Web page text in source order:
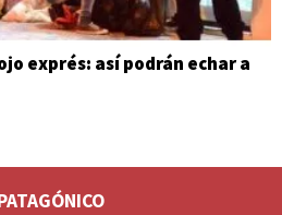
exprés: así podrán echar a